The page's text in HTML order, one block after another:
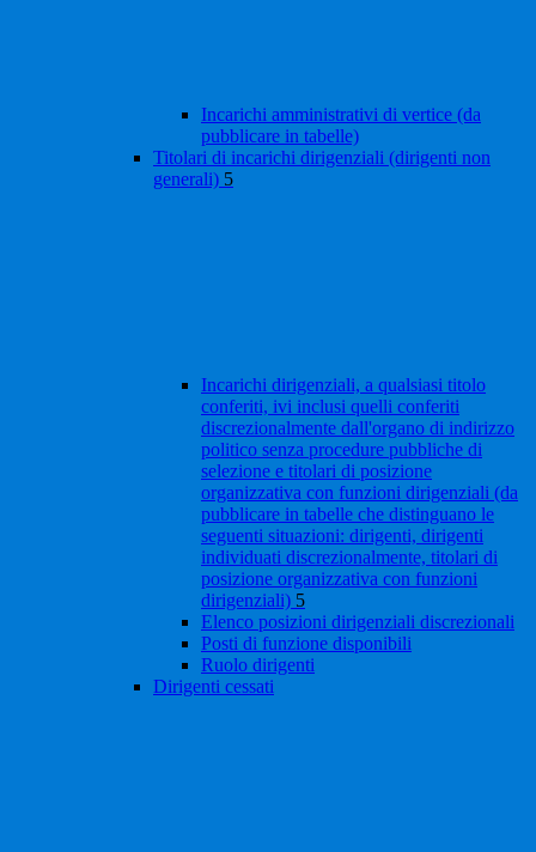
Incarichi amministrativi di vertice (da
pubblicare in tabelle)
Titolari di incarichi dirigenziali (dirigenti non
generali) 5
Incarichi dirigenziali, a qualsiasi titolo
conferiti, ivi inclusi quelli conferiti
discrezionalmente dall'organo di indirizzo
politico senza procedure pubbliche di
selezione e titolari di posizione
organizzativa con funzioni dirigenziali (da
pubblicare in tabelle che distinguano le
seguenti situazioni: dirigenti, dirigenti
individuati discrezionalmente, titolari di
posizione organizzativa con funzioni
dirigenziali) 5
Elenco posizioni dirigenziali discrezionali
Posti di funzione disponibili
Ruolo dirigenti
Dirigenti cessati